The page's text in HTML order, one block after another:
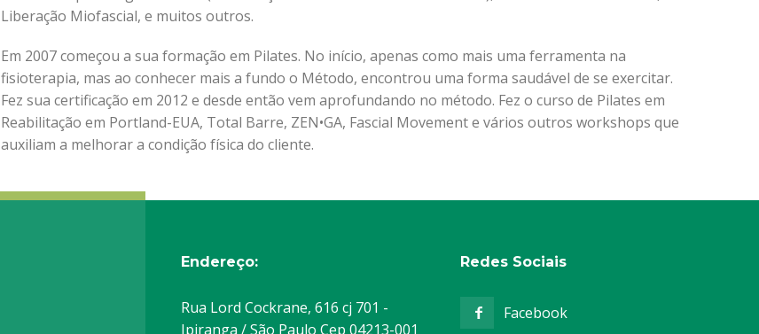
Liberação Miofascial, e muitos outros.
Em 2007 começou a sua formação em Pilates. No início, apenas como mais uma ferramenta na
fisioterapia, mas ao conhecer mais a fundo o Método, encontrou uma forma saudável de se exercitar.
Fez sua certificação em 2012 e desde então vem aprofundando no método. Fez o curso de Pilates em
Reabilitação em Portland-EUA, Total Barre, ZEN•GA, Fascial Movement e vários outros workshops que
auxiliam a melhorar a condição física do cliente.
Endereço:
Rua Lord Cockrane, 616 cj 701 -
Ipiranga / São Paulo Cep 04213-001
Redes Sociais
Facebook